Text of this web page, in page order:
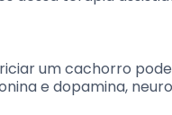
um cachorro
e dopamina,